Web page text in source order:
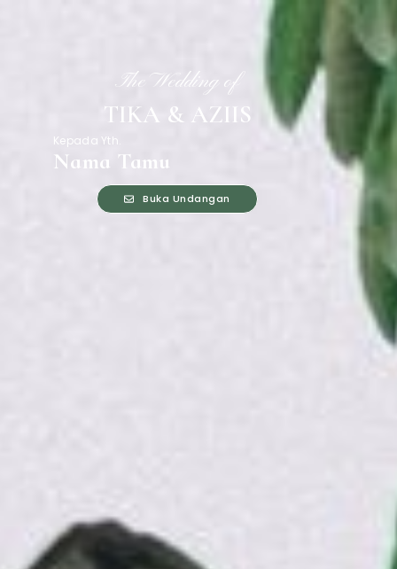
The Wedding of
TIKA & AZIIS
Kepada Yth.
Nama Tamu
Buka Undangan